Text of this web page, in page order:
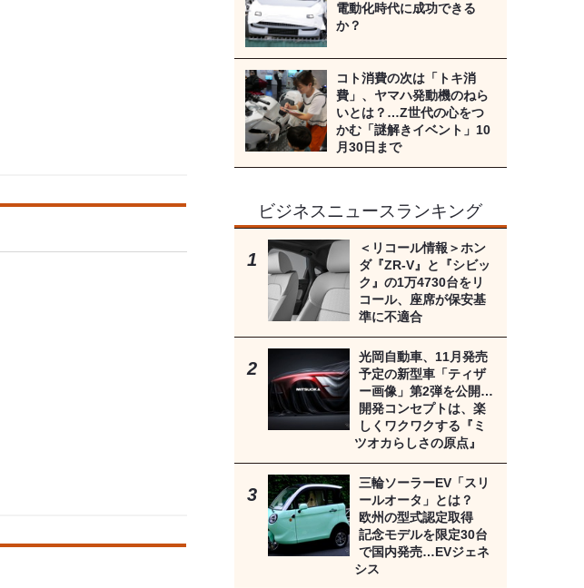
電動化時代に成功できる
か？
コト消費の次は「トキ消
費」、ヤマハ発動機のねら
いとは？…Z世代の心をつ
かむ「謎解きイベント」10
月30日まで
ビジネスニュースランキング
＜リコール情報＞ホン
ダ『ZR-V』と『シビッ
ク』の1万4730台をリ
コール、座席が保安基
準に不適合
光岡自動車、11月発売
予定の新型車「ティザ
ー画像」第2弾を公開…
開発コンセプトは、楽
しくワクワクする『ミ
ツオカらしさの原点』
三輪ソーラーEV「スリ
ールオータ」とは？
欧州の型式認定取得
記念モデルを限定30台
で国内発売…EVジェネ
シス